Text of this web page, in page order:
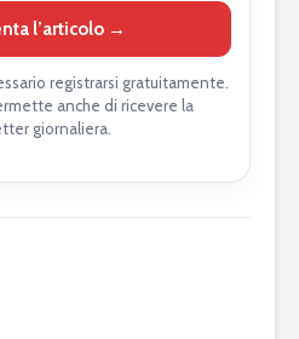
l’articolo →
registrarsi gratuitamente.
anche di ricevere la
giornaliera.